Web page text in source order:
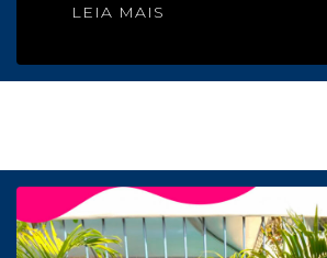
LEIA MAIS